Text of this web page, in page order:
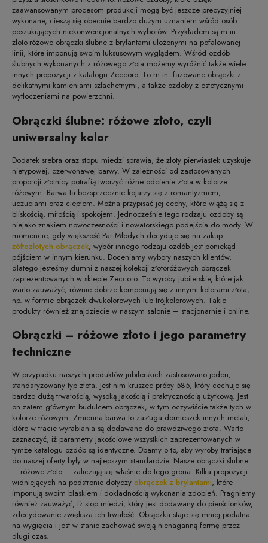
zaawansowanym procesom produkcji mogą być jeszcze precyzyjniej
wykonane, cieszą się obecnie bardzo dużym uznaniem wśród osób
poszukujących niekonwencjonalnych wyborów. Przykładem są m.in.
złoto-różowe obrączki ślubne z brylantami ułożonymi na pofalowanej
linii, które imponują swoim luksusowym wyglądem. Wśród ozdób
ślubnych wykonanych z różowego złota możemy wyróżnić także wiele
innych propozycji z katalogu Zeccoro. To m.in. fazowane obrączki z
delikatnymi kamieniami szlachetnymi, a także ozdoby z estetycznymi
wytłoczeniami na powierzchni.
Obrączki ślubne: różowe złoto, czyli
uniwersalny kolor
Dodatek srebra oraz stopu miedzi sprawia, że złoty pierwiastek uzyskuje
nietypowej, czerwonawej barwy. W zależności od zastosowanych
proporcji złotnicy potrafią tworzyć różne odcienie złota w kolorze
różowym. Barwa ta bezsprzecznie kojarzy się z romantyzmem,
uczuciami oraz ciepłem. Można przypisać jej cechy, które wiążą się z
bliskością, miłością i spokojem. Jednocześnie tego rodzaju ozdoby są
niejako znakiem nowoczesności i nowatorskiego podejścia do mody. W
momencie, gdy większość Par Młodych decyduje się na zakup
żółtozłotych obrączek, wybór innego rodzaju ozdób jest poniekąd
pójściem w innym kierunku. Doceniamy wybory naszych klientów,
dlatego jesteśmy dumni z naszej kolekcji złotoróżowych obrączek
zaprezentowanych w sklepie Zeccoro. To wyroby jubilerskie, które jak
warto zauważyć, równie dobrze komponują się z innymi kolorami złota,
np. w formie obrączek dwukolorowych lub trójkolorowych. Takie
produkty również znajdziecie w naszym salonie – stacjonarnie i online.
Obrączki – różowe złoto i jego parametry
techniczne
W przypadku naszych produktów jubilerskich zastosowano jeden,
standaryzowany typ złota. Jest nim kruszec próby 585, który cechuje się
bardzo dużą trwałością, wysoką jakością i praktycznością użytkową. Jest
on zatem głównym budulcem obrączek, w tym oczywiście także tych w
kolorze różowym. Zmienna barwa to zasługa domieszek innych metali,
które w tracie wyrabiania są dodawane do prawdziwego złota. Warto
zaznaczyć, iż parametry jakościowe wszystkich zaprezentowanych w
tymże katalogu ozdób są identyczne. Dbamy o to, aby wyroby trafiające
do naszej oferty były w najlepszym standardzie. Nasze obrączki ślubne
– różowe złoto – zaliczają się właśnie do tego grona. Kilka propozycji
widniejących na podstronie dotyczy obrączek z brylantami, które
imponują swoim blaskiem i dokładnością wykonania zdobień. Pragniemy
również zauważyć, iż stop miedzi, który jest dodawany do pierścionków,
zdecydowanie zwiększa ich trwałość. Obrączka staje się mniej podatna
na wygięcia i jest w stanie zachować swoją nienaganną formę przez
długi czas.